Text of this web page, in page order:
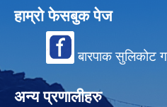
हाम्रो फेसबुक पेज
बारपाक सुलिकोट
अन्य प्रणालीहरु